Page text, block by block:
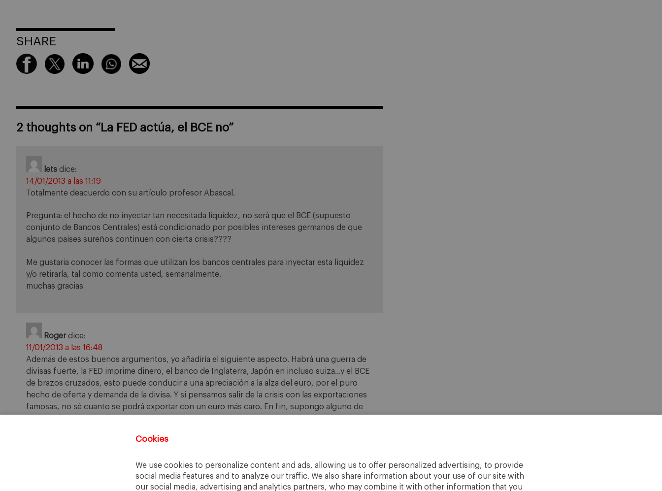
Cookies
We use cookies to personalize content and ads, allowing us to offer personalized advertising, to provide
social media features and to analyze our traffic. We also share information about your use of our site with
our social media, advertising and analytics partners, who may combine it with other information that you
SHARE
2 thoughts on “ La FED actúa, el BCE no”
lets dice:
14/01/2013 a las 11:19
Totalmente deacuerdo con su artículo profesor Abascal.
Pregunta: el hecho de no inyectar tan necesitada liquidez, no será que el BCE (supuesto
conjunto de Bancos Centrales) está condicionado por posibles intereses germanos de que
algunos paises sureños continuen con cierta crisis????
Me gustaria conocer las formas que utilizan los bancos centrales para inyectar esta liquidez
y/o retirarla, tal como comenta usted, semanalmente.
muchas gracias
Roger dice:
11/01/2013 a las 16:48
Además de estos buenos argumentos, yo añadiría el siguiente aspecto. Habrá una guerra de
divisas fuerte, la FED imprime dinero, el banco de Inglaterra, Japón en incluso suiza…y el BCE
de brazos cruzados, esto puede conducir a una apreciación a la alza del euro, por el puro
hecho de oferta y demanda de la divisa. Y si pensamos salir de la crisis con las exportaciones
famosas, no sé cuanto se podrá exportar con un euro más caro. En fin, supongo alguno de